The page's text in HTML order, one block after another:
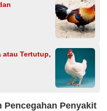
atau Tertutup,
Pencegahan Penyakit